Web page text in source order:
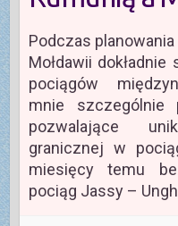
Podczas
Mołdawii dokładnie
pociągów
mnie szczególnie
pozwalające
granicznej w
miesięcy temu
pociąg Jassy –